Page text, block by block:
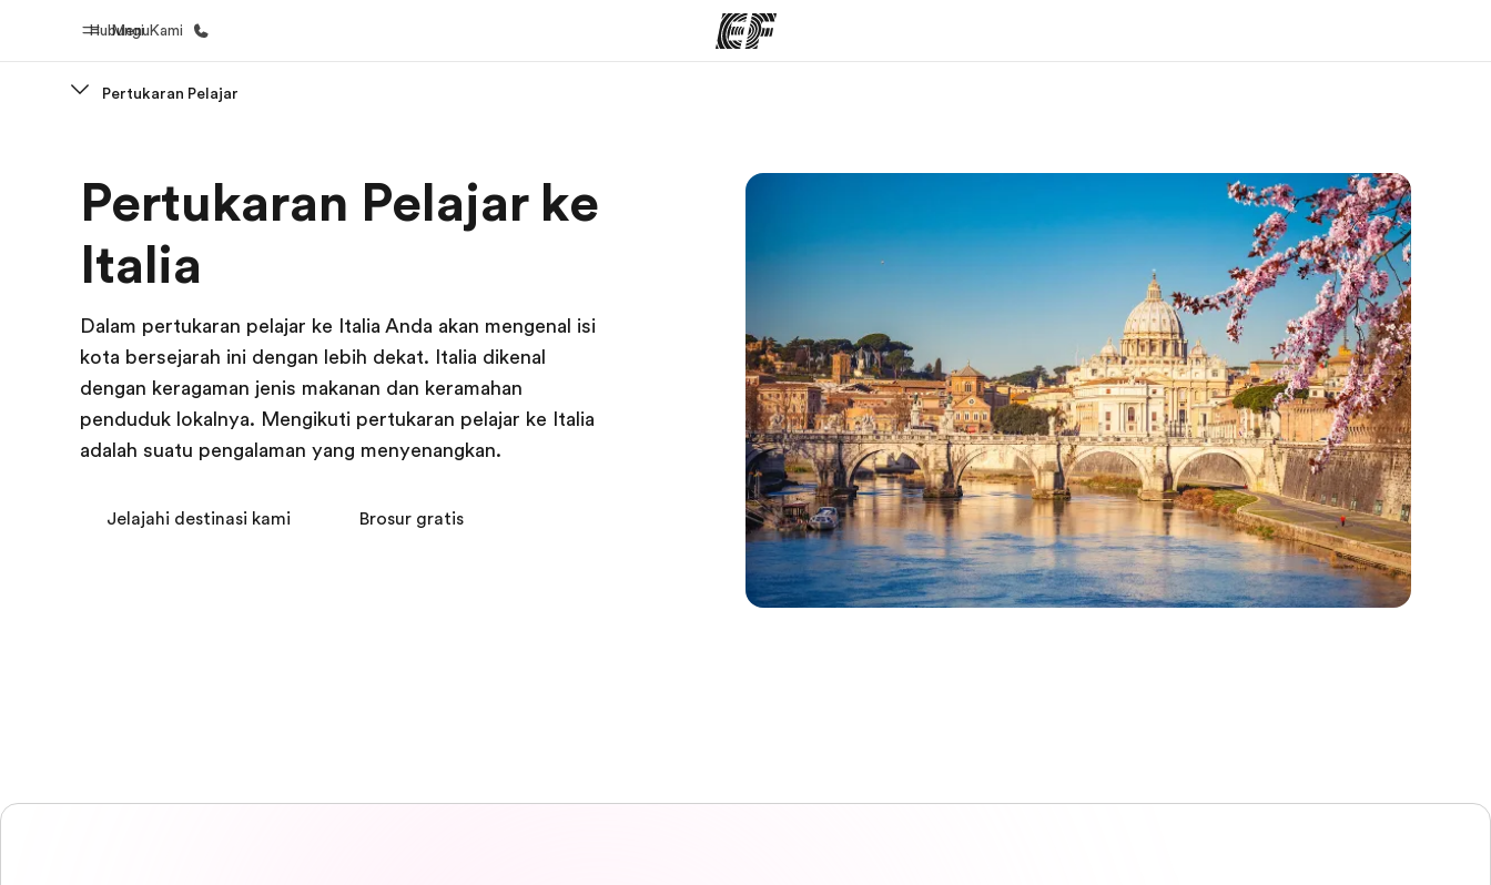
Menu
Hubungi Kami
Selamat datang di EF Lihat semua program Kantor terdekat Bergabung dengan tim kami
Pertukaran Pelajar
Pertukaran Pelajar ke
Italia
Dalam pertukaran pelajar ke Italia Anda akan mengenal isi
kota bersejarah ini dengan lebih dekat. Italia dikenal
dengan keragaman jenis makanan dan keramahan
penduduk lokalnya. Mengikuti pertukaran pelajar ke Italia
adalah suatu pengalaman yang menyenangkan.
Jelajahi destinasi kami Brosur gratis